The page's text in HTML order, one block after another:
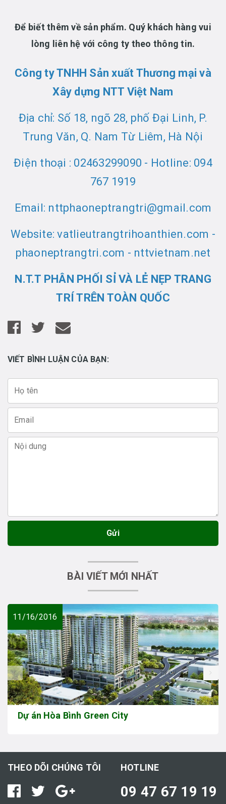
Để biết thêm về sản phẩm. Quý khách hàng vui
lòng liên hệ với công ty theo thông tin.
Công ty TNHH Sản xuất Thương mại và
Xây dựng NTT Việt Nam
Địa chỉ: Số 18, ngõ 28, phố Đại Linh, P.
Trung Văn, Q. Nam Từ Liêm, Hà Nội
Điện thoại : 02463299090 - Hotline: 094
767 1919
Email: nttphaoneptrangtri@gmail.com
Website: vatlieutrangtrihoanthien.com -
phaoneptrangtri.com - nttvietnam.net
N.T.T PHÂN PHỐI SỈ VÀ LẺ NẸP TRANG
TRÍ TRÊN TOÀN QUỐC
VIẾT BÌNH LUẬN CỦA BẠN:
Gửi
BÀI VIẾT MỚI NHẤT
11/16/2016
Dự án Hòa Bình Green City
prev
THEO DÕI CHÚNG TÔI HOTLINE
09 47 67 19 19